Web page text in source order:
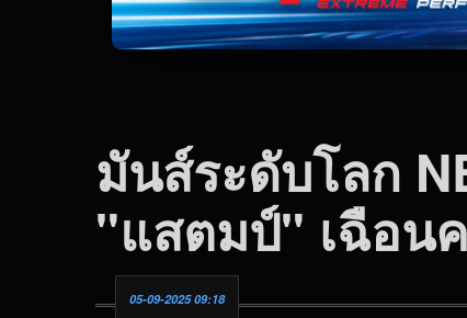
มันส์ระดับโลก
"แสตมป์" เฉือน
05-09-2025 09:18